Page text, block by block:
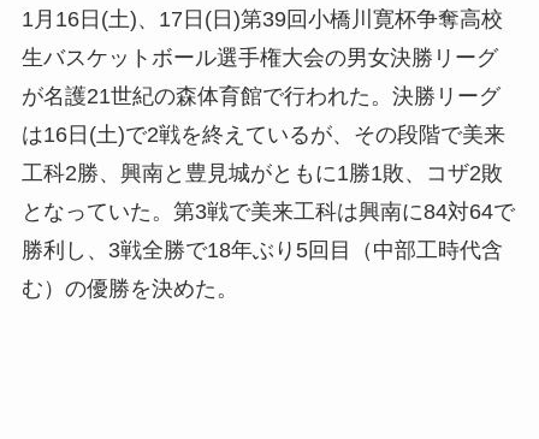
1月16日(土)、17日(日)第39回小橋川寛杯争奪高校
生バスケットボール選手権大会の男女決勝リーグ
が名護21世紀の森体育館で行われた。決勝リーグ
は16日(土)で2戦を終えているが、その段階で美来
工科2勝、興南と豊見城がともに1勝1敗、コザ2敗
となっていた。第3戦で美来工科は興南に84対64で
勝利し、3戦全勝で18年ぶり5回目（中部工時代含
む）の優勝を決めた。